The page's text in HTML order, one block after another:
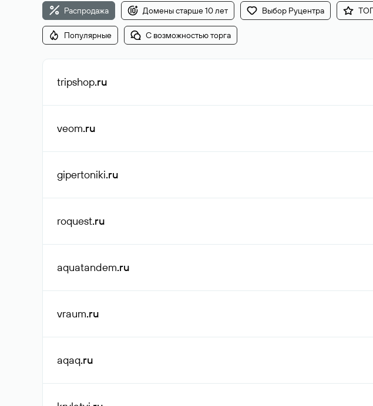
Распродажа Домены старше 10 лет Выбор Руцентра
Популярные С возможностью торга
tripshop.ru
veom.ru
gipertoniki.ru
roquest.ru
aquatandem.ru
vraum.ru
aqaq.ru